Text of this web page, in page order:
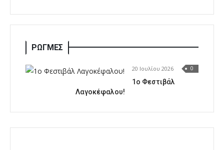
ΡΩΓΜΕΣ
20 Ιουλίου 2026 0
1o Φεστιβάλ
Λαγοκέφαλου!